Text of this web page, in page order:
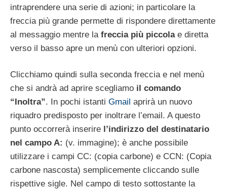
intraprendere una serie di azioni; in particolare la
freccia più grande permette di rispondere direttamente
al messaggio mentre la freccia più piccolae diretta
verso il basso apre un menù con ulteriori opzioni.
Clicchiamo quindi sulla seconda freccia e nel menù
che si andrà ad aprire scegliamo il comando
“Inoltra”. In pochi istanti Gmail aprirà un nuovo
riquadro predisposto per inoltrare l’email. A questo
punto occorrerà inserire l’indirizzo del destinatario
nel campo A: (v. immagine); è anche possibile
utilizzare i campi CC: (copia carbone) e CCN: (Copia
carbone nascosta) semplicemente cliccando sulle
rispettive sigle. Nel campo di testo sottostante la